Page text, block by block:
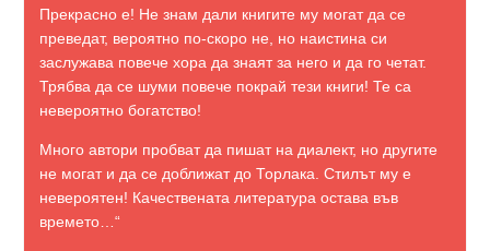
Прекрасно е! Не знам дали книгите му могат да се
преведат, вероятно по-скоро не, но наистина си
заслужава повече хора да знаят за него и да го четат.
Трябва да се шуми повече покрай тези книги! Те са
невероятно богатство!
Много автори пробват да пишат на диалект, но другите
не могат и да се доближат до Торлака. Стилът му е
невероятен! Качествената литература остава във
времето…“